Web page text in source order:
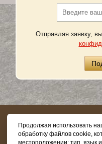
Отправляя заявку,
8
Продолжая использовать
обработку файлов cookie,
местоположении; тип, язык